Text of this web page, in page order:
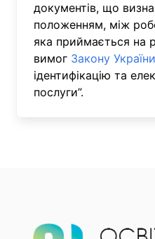
документів, що
положенням, між
яка приймається на
вимог Закону України
ідентифікацію та
послуги”.